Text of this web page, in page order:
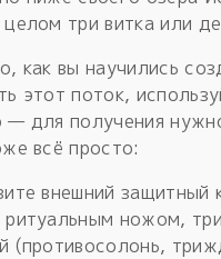
три витка или
как вы научились
этот поток,
— для получения
всё просто:
внешний защитный
ритуальным ножом,
(противосолонь,